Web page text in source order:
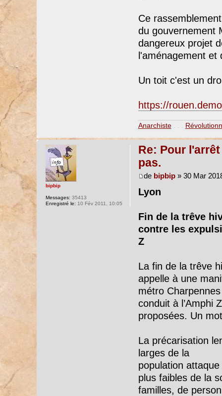
Ce
du gouvernement
dangereux projet
l'aménagement et
Un toit c'est un
https://
Anarchiste . . .
Re: Pour
pas.
de bipbip» 30 Mar
Lyon
Fin de la trêve
contre les
Z
La fin de la trêve
appelle à une
métro
conduit à l’Amphi
proposées. Un
La précarisation
larges de la
population
plus faibles de la
familles, de
bipbip
Messages: 35413
Enregistré le: 10 Fév 2011, 10:05